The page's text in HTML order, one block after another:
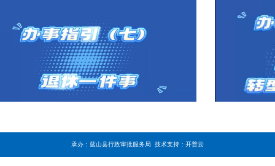
承办：蓝山县行政审批服务局 技术支持：开普云